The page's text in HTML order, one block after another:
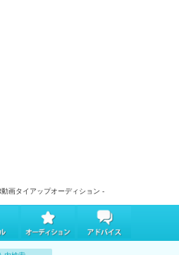
画タイアップオーディション -